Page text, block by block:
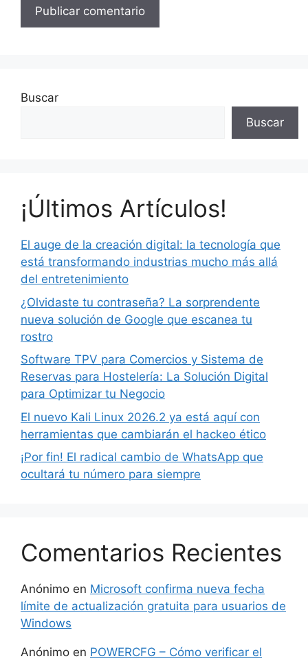
Buscar
Buscar
¡Últimos Artículos!
El auge de la creación digital: la tecnología que
está transformando industrias mucho más allá
del entretenimiento
¿Olvidaste tu contraseña? La sorprendente
nueva solución de Google que escanea tu
rostro
Software TPV para Comercios y Sistema de
Reservas para Hostelería: La Solución Digital
para Optimizar tu Negocio
El nuevo Kali Linux 2026.2 ya está aquí con
herramientas que cambiarán el hackeo ético
¡Por fin! El radical cambio de WhatsApp que
ocultará tu número para siempre
Comentarios Recientes
Anónimo en Microsoft confirma nueva fecha
límite de actualización gratuita para usuarios de
Windows
Anónimo en POWERCFG – Cómo verificar el